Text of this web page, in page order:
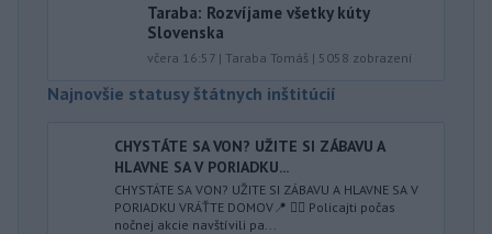
Taraba: Rozvíjame všetky kúty
Slovenska
včera 16:57 | Taraba Tomáš | 5058 zobrazení
Najnovšie statusy štátnych inštitúcií
CHYSTÁTE SA VON? UŽITE SI ZÁBAVU A
HLAVNE SA V PORIADKU...
CHYSTÁTE SA VON? UŽITE SI ZÁBAVU A HLAVNE SA V
PORIADKU VRÁŤTE DOMOV📍 👮‍♂️ Policajti počas
nočnej akcie navštívili pa...